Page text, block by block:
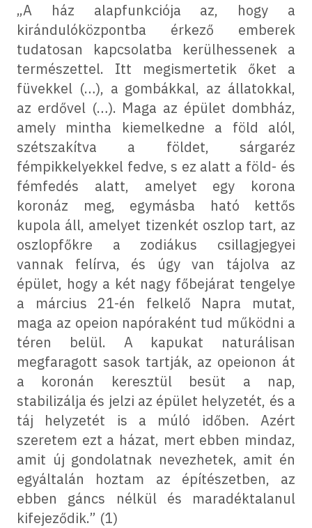
„A ház alapfunkciója az, hogy a
kirándulóközpontba érkező emberek
tudatosan kapcsolatba kerülhessenek a
természettel. Itt megismertetik őket a
füvekkel (…), a gombákkal, az állatokkal,
az erdővel (…). Maga az épület dombház,
amely mintha kiemelkedne a föld alól,
szétszakítva a földet, sárgaréz
fémpikkelyekkel fedve, s ez alatt a föld- és
fémfedés alatt, amelyet egy korona
koronáz meg, egymásba ható kettős
kupola áll, amelyet tizenkét oszlop tart, az
oszlopfőkre a zodiákus csillagjegyei
vannak felírva, és úgy van tájolva az
épület, hogy a két nagy főbejárat tengelye
a március 21-én felkelő Napra mutat,
maga az opeion napóraként tud működni a
téren belül. A kapukat naturálisan
megfaragott sasok tartják, az opeionon át
a koronán keresztül besüt a nap,
stabilizálja és jelzi az épület helyzetét, és a
táj helyzetét is a múló időben. Azért
szeretem ezt a házat, mert ebben mindaz,
amit új gondolatnak nevezhetek, amit én
egyáltalán hoztam az építészetben, az
ebben gáncs nélkül és maradéktalanul
kifejeződik.” (1)